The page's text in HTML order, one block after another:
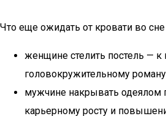
Что еще ожидать от кровати во сне
женщине стелить постель — к
головокружительному
мужчине накрывать одеялом
карьерному росту и